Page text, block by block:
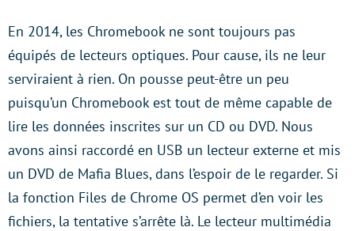
En 2014, les Chromebook ne sont toujours pas
équipés de lecteurs optiques. Pour cause, ils ne leur
serviraient à rien. On pousse peut-être un peu
puisqu’un Chromebook est tout de même capable de
lire les données inscrites sur un CD ou DVD. Nous
avons ainsi raccordé en USB un lecteur externe et mis
un DVD de Mafia Blues, dans l’espoir de le regarder. Si
la fonction Files de Chrome OS permet d’en voir les
fichiers, la tentative s’arrête là. Le lecteur multimédia